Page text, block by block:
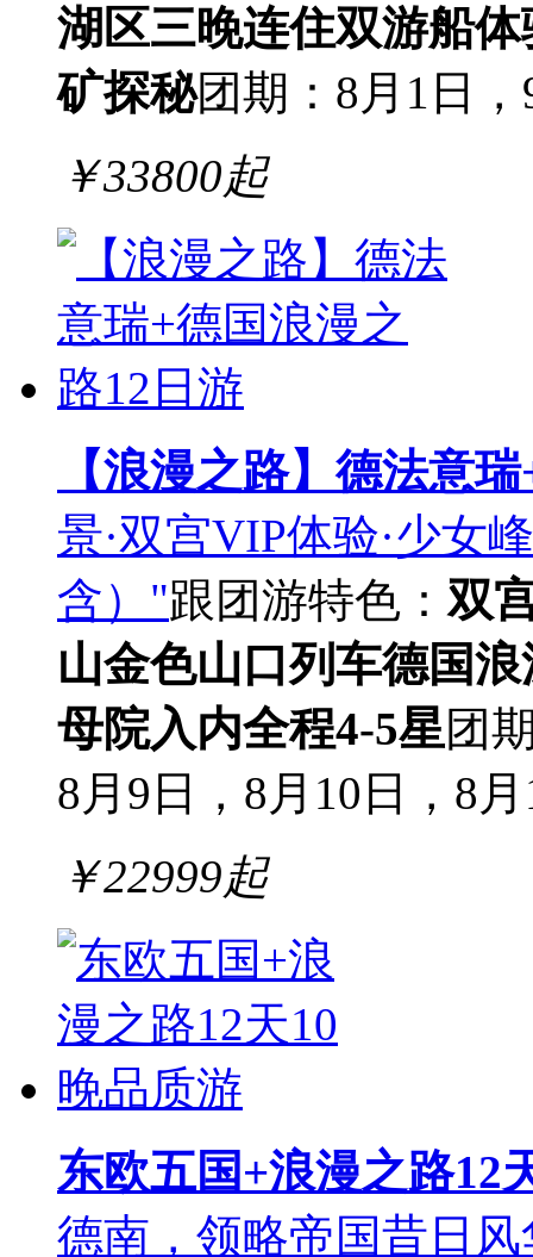
湖区三晚连住双游船体
矿探秘团期：8月1日，
￥33800起
【浪漫之路】德法意
景·双宫VIP体验·少女
含）"跟团游特色：双
山金色山口列车德国
母院入内全程4-5星 团
8月9日，8月10日，8
￥22999起
东欧五国+浪漫之路12
德南，领略帝国昔日